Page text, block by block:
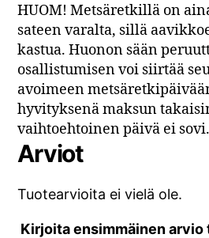
HUOM! Metsäretkillä on
sateen varalta, sillä
kastua. Huonon sään
osallistumisen voi siirtää
avoimeen
hyvityksenä maksun
vaihtoehtoinen päivä ei sovi.
Arviot
Tuotearvioita ei vielä ole.
Kirjoita ensimmäinen